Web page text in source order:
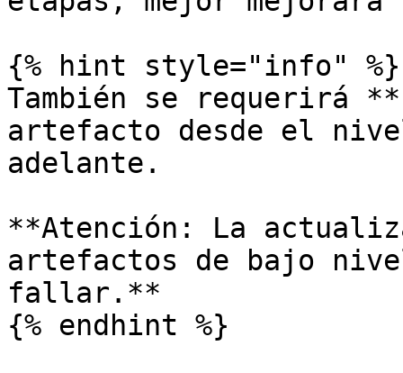
{% hint style="info" %}
También se requerirá
artefacto desde el
adelante.
**Atención: La
artefactos de bajo
fallar.**
{% endhint %}